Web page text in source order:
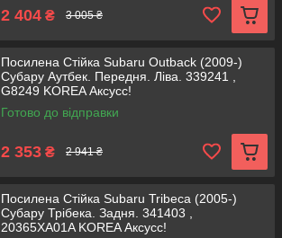
2 404 ₴ 3 005 ₴
Посилена Стійка Subaru Outback (2009-)
Субару Аутбек. Передня. Ліва. 339241 ,
G8249 KOREA Аксусс!
Готово до відправки
2 353 ₴ 2 941 ₴
Посилена Стійка Subaru Tribeca (2005-)
Субару Трібека. Задня. 341403 ,
20365XA01A KOREA Аксусс!